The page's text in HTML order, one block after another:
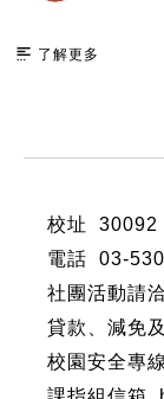
了解更多
校址 30092
電話 03-
社團活動請
貸款、減免
校園安全專